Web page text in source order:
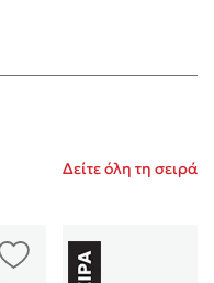
Δείτε όλη τη σειρά